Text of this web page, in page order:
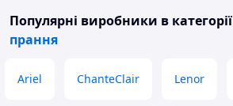
Популярні виробники в категорії
прання
Ariel ChanteClair Lenor